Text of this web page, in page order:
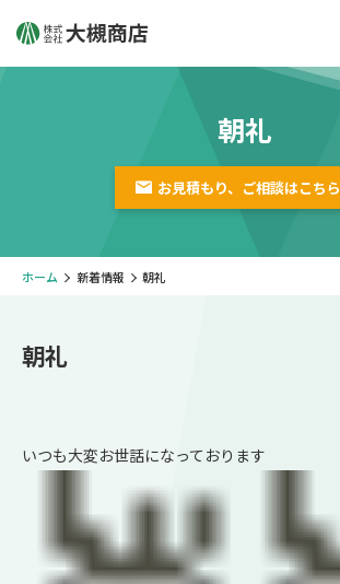
朝礼
お見積もり、ご相談はこちら
ホーム 新着情報 朝礼
朝礼
いつも大変お世話になっております